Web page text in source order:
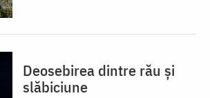
Deosebirea dintre rău și
slăbiciune